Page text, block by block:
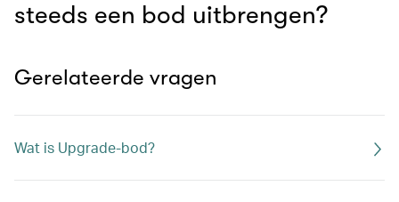
steeds een bod uitbrengen?
Gerelateerde vragen
Wat is Upgrade-bod?